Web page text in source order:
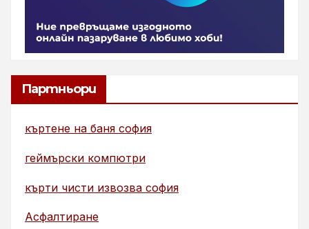
Партньори
къртене на баня софия
геймърски компютри
кърти чисти извозва софия
Асфалтиране